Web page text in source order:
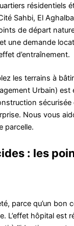
résidentiels
Sahbi, El
de départ
une demande
d’entraînement.
les terrains à
Urbain)
sécurisée
Nous vous
parcelle.
: les
parce qu’un bon
L’effet hôpital est